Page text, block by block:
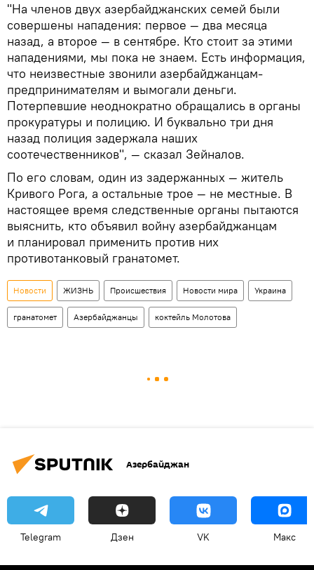
"На членов двух азербайджанских семей были
совершены нападения: первое — два месяца
назад, а второе — в сентябре. Кто стоит за этими
нападениями, мы пока не знаем. Есть информация,
что неизвестные звонили азербайджанцам-
предпринимателям и вымогали деньги.
Потерпевшие неоднократно обращались в органы
прокуратуры и полицию. И буквально три дня
назад полиция задержала наших
соотечественников", — сказал Зейналов.
По его словам, один из задержанных — житель
Кривого Рога, а остальные трое — не местные. В
настоящее время следственные органы пытаются
выяснить, кто объявил войну азербайджанцам
и планировал применить против них
противотанковый гранатомет.
Новости ЖИЗНЬ Происшествия Новости мира Украина
гранатомет Азербайджанцы коктейль Молотова
Азербайджан
Telegram Дзен VK Макс